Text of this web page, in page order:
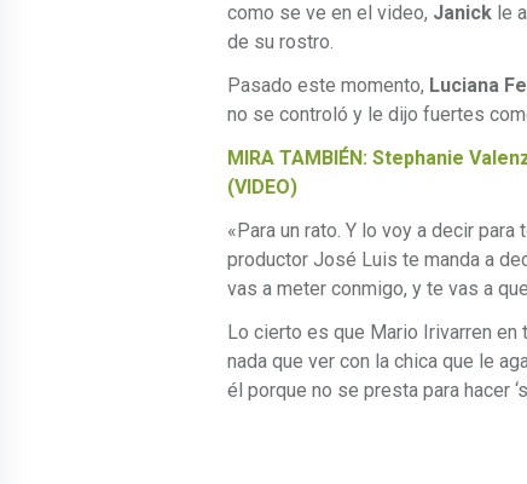
como se ve en el video, Janick le
de su rostro.
Pasado este momento, Luciana
no se controló y le dijo fuertes
MIRA TAMBIÉN: Stephanie
(VIDEO)
«Para un rato. Y lo voy a decir
productor José Luis te manda a
vas a meter conmigo, y te vas a
Lo cierto es que Mario Irivarren
nada que ver con la chica que le
él porque no se presta para hacer